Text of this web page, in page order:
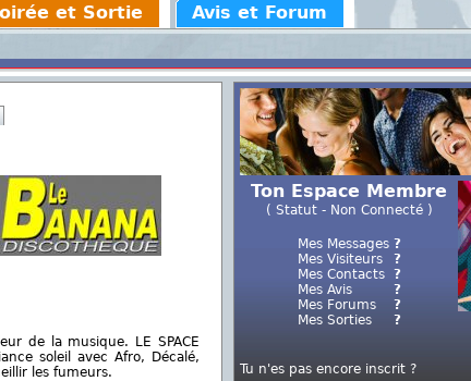
et Sortie
Avis et Forum
de la musique. LE SPACE
soleil avec Afro, Décalé,
les fumeurs.
Ton Espace Membre
( Statut - Non Connecté )
Mes Messages
Mes Visiteurs
Mes Contacts
Mes Avis
Mes Forums
Mes Sorties
?
?
?
?
?
?
Tu n'es pas encore inscrit ?